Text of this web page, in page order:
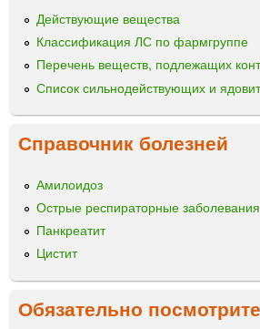
Действующие вещества
Классификация ЛС по фармгруппе
Перечень веществ, подлежащих
Список сильнодействующих и
Справочник болезней
Амилоидоз
Острые респираторные
Панкреатит
Цистит
Обязательно